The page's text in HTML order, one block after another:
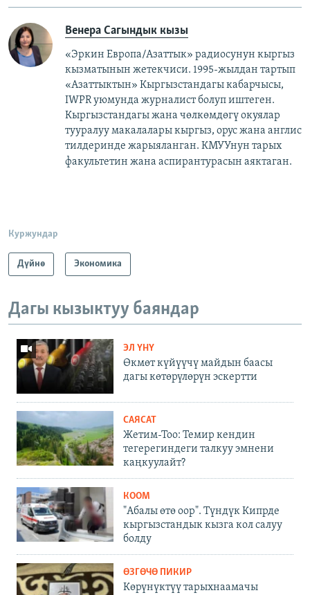
Венера Сагындык кызы
«Эркин Европа/Азаттык» радиосунун кыргыз
кызматынын жетекчиси. 1995-жылдан тартып
«Азаттыктын» Кыргызстандагы кабарчысы,
IWPR уюмунда журналист болуп иштеген.
Кыргызстандагы жана чөлкөмдөгү окуялар
тууралуу макалалары кыргыз, орус жана англис
тилдеринде жарыяланган. КМУУнун тарых
факультетин жана аспирантурасын аяктаган.​
Куржундар
Дүйнө Экономика
Дагы кызыктуу баяндар
ЭЛ ҮНҮ
Өкмөт күйүүчү майдын баасы
дагы көтөрүлөрүн эскертти
САЯСАТ
Жетим-Тоо: Темир кендин
тегерегиндеги талкуу эмнени
каңкуулайт?
КООМ
"Абалы өтө оор". Түндүк Кипрде
кыргызстандык кызга кол салуу
болду
ӨЗГӨЧӨ ПИКИР
Көрүнүктүү тарыхнаамачы